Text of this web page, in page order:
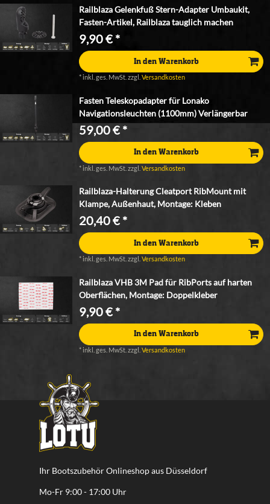
Railblaza Gelenkfuß Stern-Adapter Umbaukit,
Fasten-Artikel, Railblaza tauglich machen
9,90 € *
In den Warenkorb
*inkl. ges. MwSt. zzgl.Versandkosten
Fasten Teleskopadapter für Lonako
Navigationsleuchten (1100mm) Verlängerbar
59,00 € *
In den Warenkorb
* inkl. ges. MwSt. zzgl.Versandkosten
Railblaza-Halterung Cleatport RibMount mit
Klampe, Außenhaut, Montage: Kleben
20,40 € *
In den Warenkorb
* inkl. ges. MwSt. zzgl.Versandkosten
Railblaza VHB 3M Pad für RibPorts auf harten
Oberflächen, Montage: Doppelkleber
9,90 € *
In den Warenkorb
* inkl. ges. MwSt. zzgl.Versandkosten
Ihr Bootszubehör Onlineshop aus Düsseldorf
Mo-Fr 9:00 - 17:00 Uhr